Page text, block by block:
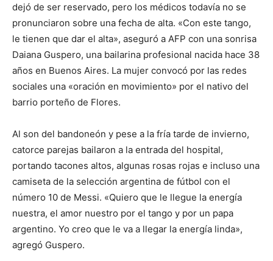
dejó de ser reservado, pero los médicos todavía no se
pronunciaron sobre una fecha de alta. «Con este tango,
le tienen que dar el alta», aseguró a AFP con una sonrisa
Daiana Guspero, una bailarina profesional nacida hace 38
años en Buenos Aires. La mujer convocó por las redes
sociales una «oración en movimiento» por el nativo del
barrio porteño de Flores.
Al son del bandoneón y pese a la fría tarde de invierno,
catorce parejas bailaron a la entrada del hospital,
portando tacones altos, algunas rosas rojas e incluso una
camiseta de la selección argentina de fútbol con el
número 10 de Messi. «Quiero que le llegue la energía
nuestra, el amor nuestro por el tango y por un papa
argentino. Yo creo que le va a llegar la energía linda»,
agregó Guspero.